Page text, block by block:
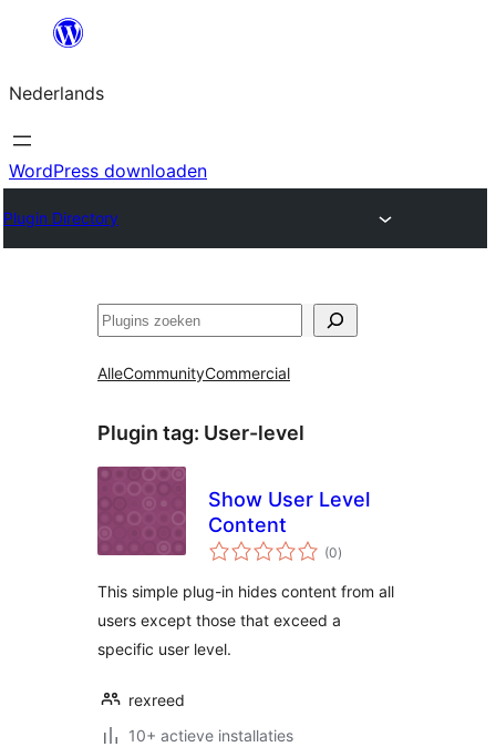
de
inhoud
Nederlands
WordPress downloaden
Plugin Directory
Zoeken
AlleCommunityCommercial
Plugin tag: User-level
Show User Level
Content
(0totaal
waarderingen
)
This simple plug-in hides content from all
users except those that exceed a
specific user level.
rexreed
10+ actieve installaties